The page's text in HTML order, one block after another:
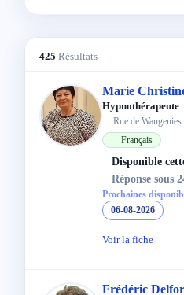
425 Résultats
Marie
Hypnothérapeute
Rue de
Français
Disponible
Réponse sous
Prochaines
06-08-2026
Voir la fiche
Frédéric